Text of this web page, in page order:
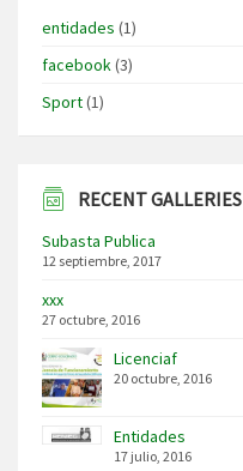
entidades (1)
facebook(3)
Sport(1)
RECENT GALLERIES
Subasta Publica
12 septiembre, 2017
xxx
27 octubre, 2016
Licenciaf
20 octubre, 2016
Entidades
17 julio, 2016